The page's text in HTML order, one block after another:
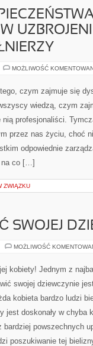
MOŻLIWOŚĆ
czym zajmuje się
wiedzą, czym
profesjonaliści.
przez nas życiu, choć
odpowiednie
na co […]
ZWIĄZKU
SWOJEJ
MOŻLIWOŚĆ
kobiety! Jednym z
swojej dziewczynie
kobieta bardzo ludzi
jest doskonały w chyba
powszechnych
poszukiwanie tej